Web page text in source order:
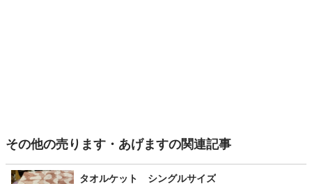
その他の売ります・あげますの関連記事
タオルケット シングルサイズ